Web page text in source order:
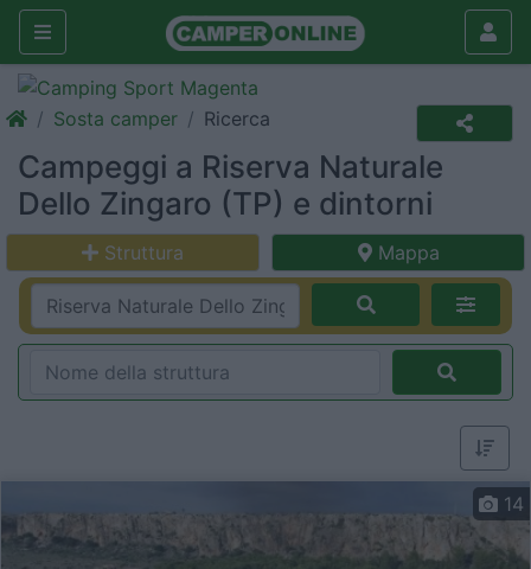
Sosta camper Ricerca
Campeggi a Riserva Naturale
Dello Zingaro (TP) e dintorni
Struttura Mappa
14